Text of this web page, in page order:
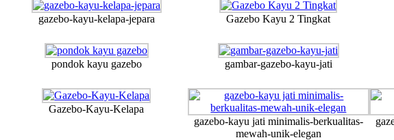
gazebo-kayu-kelapa-jepara Gazebo Kayu 2 Tingkat
pondok kayu gazebo gambar-gazebo-kayu-jati
Gazebo-Kayu-Kelapa
gazebo-kayu jati minimalis-berkualitas-
mewah-unik-elegan